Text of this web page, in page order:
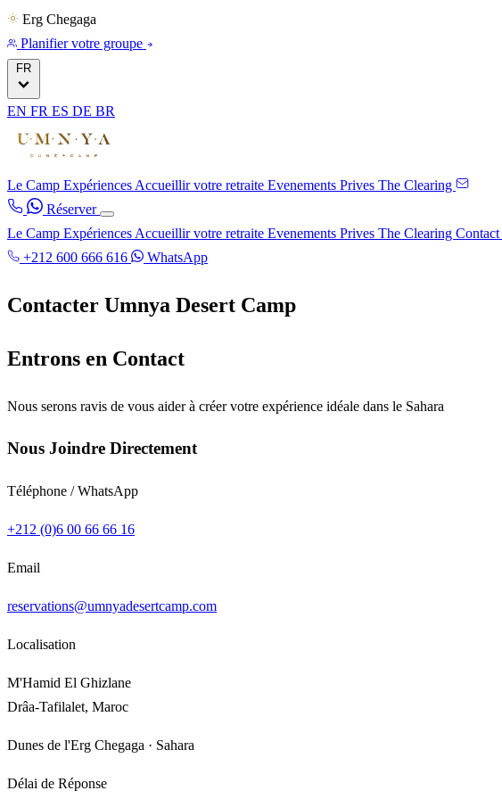
Erg Chegaga
Planifier votre groupe
FR
EN FR ES DE BR
Le Camp Expériences Accueillir votre retraite Evenements Prives The Clearing
Réserver
Le Camp Expériences Accueillir votre retraite Evenements Prives The Clearing Contact
+212 600 666 616
WhatsApp
Contacter Umnya Desert Camp
Entrons en Contact
Nous serons ravis de vous aider à créer votre expérience idéale dans le Sahara
Nous Joindre Directement
Téléphone / WhatsApp
+212 (0)6 00 66 66 16
Email
reservations@umnyadesertcamp.com
Localisation
M'Hamid El Ghizlane
Drâa-Tafilalet, Maroc
Dunes de l'Erg Chegaga · Sahara
Délai de Réponse